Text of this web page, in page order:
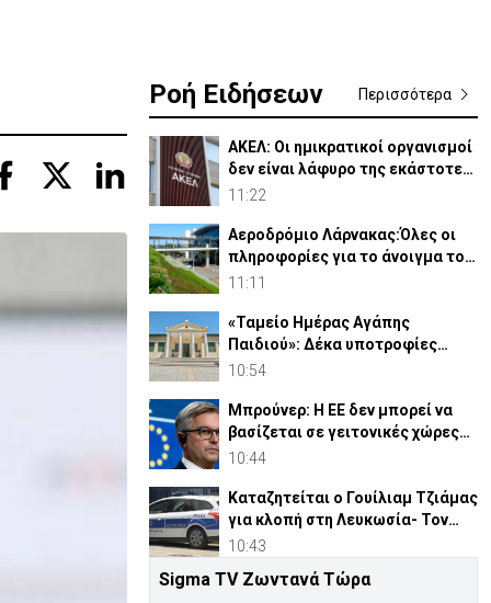
Ροή Ειδήσεων Περισσότερα
ΑΚΕΛ: Οι ημικρατικοί οργανισμοί
δεν είναι λάφυρο της εκάστοτε
κυβέρνησης
11:22
Αεροδρόμιο Λάρνακας:Όλες οι
πληροφορίες για το άνοιγμα του
δρόμου προς αφίξεις
11:11
«Ταμείο Ημέρας Αγάπης
Παιδιού»: Δέκα υποτροφίες
€10.000 σε φοιτητές του ΤΕΠΑΚ
10:54
Μπρούνερ: Η ΕΕ δεν μπορεί να
βασίζεται σε γειτονικές χώρες
για έλεγχο συνόρων
10:44
Καταζητείται ο Γουίλιαμ Τζιάμας
για κλοπή στη Λευκωσία- Τον
έχετε δει; (pic)
10:43
Πάφος: Συνελήφθη 28χρονος που
Sigma TV Ζωντανά Τώρα